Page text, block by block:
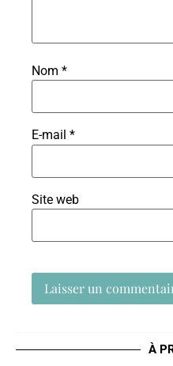
Nom *
E-mail *
Site web
À